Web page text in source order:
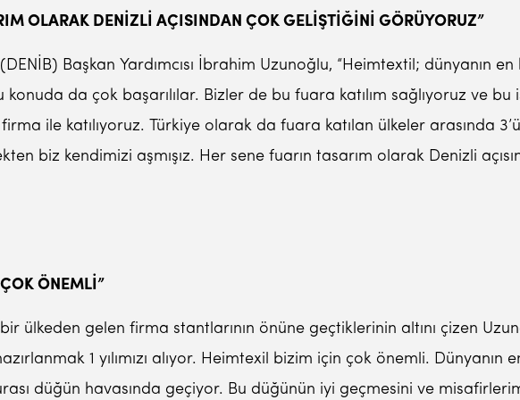
OLARAK DENİZLİ AÇISINDAN ÇOK GELİŞTİĞİNİ GÖRÜYORUZ”
Başkan Yardımcısı İbrahim Uzunoğlu, “Heimtextil; dünyanın en
konuda da çok başarılılar. Bizler de bu fuara katılım sağlıyoruz ve bu
firma ile katılıyoruz. Türkiye olarak da fuara katılan ülkeler arasında
biz kendimizi aşmışız. Her sene fuarın tasarım olarak Denizli
ÖNEMLİ”
ülkeden gelen firma stantlarının önüne geçtiklerinin altını çizen
1 yılımızı alıyor. Heimtexil bizim için çok önemli. Dünyanın
düğün havasında geçiyor. Bu düğünün iyi geçmesini ve